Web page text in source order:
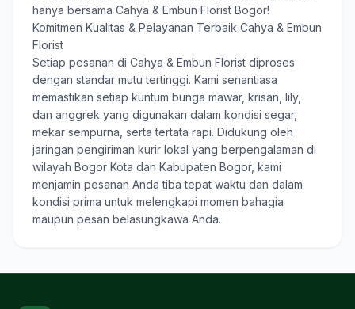
hanya bersama Cahya & Embun Florist Bogor!
Komitmen Kualitas & Pelayanan Terbaik Cahya & Embun
Florist
Setiap pesanan di Cahya & Embun Florist diproses
dengan standar mutu tertinggi. Kami senantiasa
memastikan setiap kuntum bunga mawar, krisan, lily,
dan anggrek yang digunakan dalam kondisi segar,
mekar sempurna, serta tertata rapi. Didukung oleh
jaringan pengiriman kurir lokal yang berpengalaman di
wilayah Bogor Kota dan Kabupaten Bogor, kami
menjamin pesanan Anda tiba tepat waktu dan dalam
kondisi prima untuk melengkapi momen bahagia
maupun pesan belasungkawa Anda.